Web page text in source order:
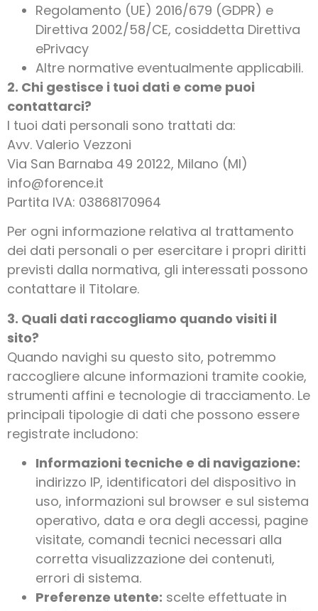
Regolamento (UE) 2016/679 (GDPR) e
Direttiva 2002/58/CE, cosiddetta Direttiva
ePrivacy
Altre normative eventualmente applicabili.
2. Chi gestisce i tuoi dati e come puoi
contattarci?
I tuoi dati personali sono trattati da:
Avv. Valerio Vezzoni
Via San Barnaba 49 20122, Milano (MI)
info@forence.it
Partita IVA: 03868170964
Per ogni informazione relativa al trattamento
dei dati personali o per esercitare i propri diritti
previsti dalla normativa, gli interessati possono
contattare il Titolare.
3. Quali dati raccogliamo quando visiti il
sito?
Quando navighi su questo sito, potremmo
raccogliere alcune informazioni tramite cookie,
strumenti affini e tecnologie di tracciamento. Le
principali tipologie di dati che possono essere
registrate includono:
Informazioni tecniche e di navigazione:
indirizzo IP, identificatori del dispositivo in
uso, informazioni sul browser e sul sistema
operativo, data e ora degli accessi, pagine
visitate, comandi tecnici necessari alla
corretta visualizzazione dei contenuti,
errori di sistema.
Preferenze utente: scelte effettuate in